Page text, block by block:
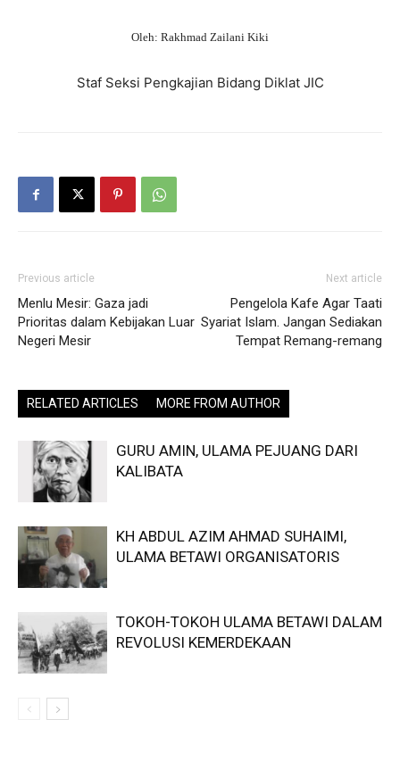
Oleh: Rakhmad Zailani Kiki
Staf Seksi Pengkajian Bidang Diklat JIC
Previous article
Menlu Mesir: Gaza jadi
Prioritas dalam Kebijakan Luar
Negeri Mesir
Next article
Pengelola Kafe Agar Taati
Syariat Islam. Jangan Sediakan
Tempat Remang-remang
RELATED ARTICLES MORE FROM AUTHOR
GURU AMIN, ULAMA PEJUANG DARI
KALIBATA
KH ABDUL AZIM AHMAD SUHAIMI,
ULAMA BETAWI ORGANISATORIS
TOKOH-TOKOH ULAMA BETAWI DALAM
REVOLUSI KEMERDEKAAN